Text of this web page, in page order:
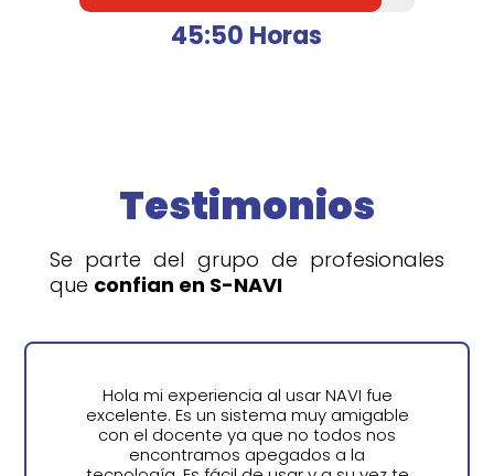
45:50 Horas
Testimonios
Se parte del grupo de profesionales
que confian en S-NAVI
Hola mi experiencia al usar NAVI fue
excelente. Es un sistema muy amigable
con el docente ya que no todos nos
encontramos apegados a la